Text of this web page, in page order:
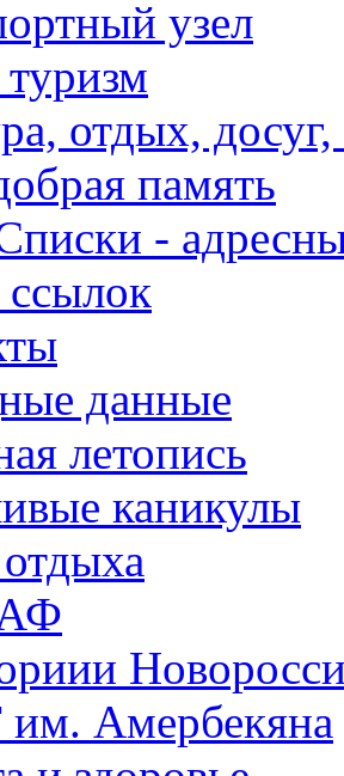
узел
отдых,
память
-
ссылок
данные
летопись
каникулы
Амербекяна